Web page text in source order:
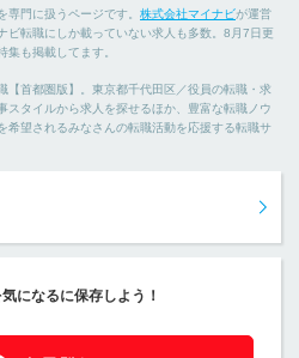
専門に扱うページです。 株式会社マイナビが運営
ビ転職にしか載っていない求人も多数。8月7日更
集も掲載してます。
【首都圏版】。東京都千代田区／役員の転職・求
スタイルから求人を探せるほか、豊富な転職ノウ
希望されるみなさんの転職活動を応援する転職サ
になるに保存しよう！